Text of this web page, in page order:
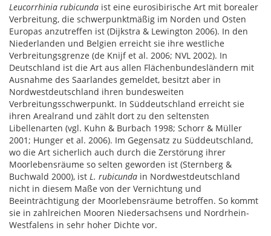
Leucorrhinia rubicunda ist eine eurosibirische Art mit borealer
Verbreitung, die schwerpunktmäßig im Norden und Osten
Europas anzutreffen ist (Dijkstra & Lewington 2006). In den
Niederlanden und Belgien erreicht sie ihre westliche
Verbreitungsgrenze (de Knijf et al. 2006; NVL 2002). In
Deutschland ist die Art aus allen Flächenbundesländern mit
Ausnahme des Saarlandes gemeldet, besitzt aber in
Nordwestdeutschland ihren bundesweiten
Verbreitungsschwerpunkt. In Süddeutschland erreicht sie
ihren Arealrand und zählt dort zu den seltensten
Libellenarten (vgl. Kuhn & Burbach 1998; Schorr & Müller
2001; Hunger et al. 2006). Im Gegensatz zu Süddeutschland,
wo die Art sicherlich auch durch die Zerstörung ihrer
Moorlebensräume so selten geworden ist (Sternberg &
Buchwald 2000), ist L. rubicunda in Nordwestdeutschland
nicht in diesem Maße von der Vernichtung und
Beeinträchtigung der Moorlebensräume betroffen. So kommt
sie in zahlreichen Mooren Niedersachsens und Nordrhein-
Westfalens in sehr hoher Dichte vor.